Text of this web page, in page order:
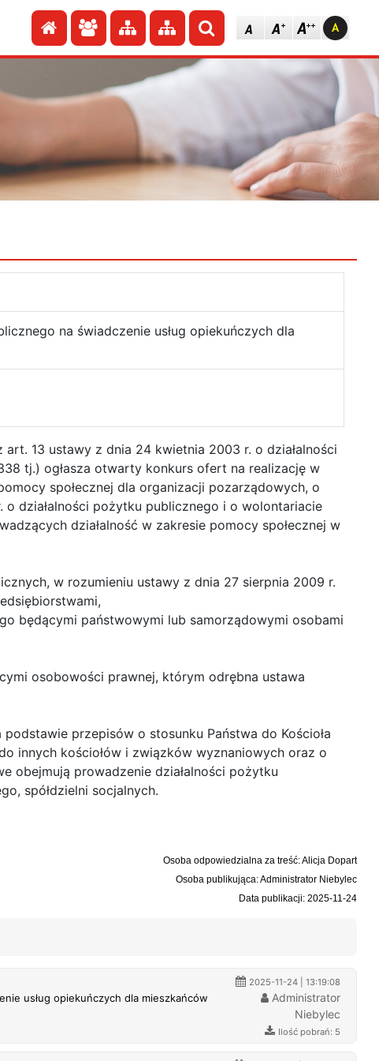
Przejdź do strony głównej
Przejdź do redakcji
Przejdź do mapy strony
Przejdź do mapy strony
Szukaj
na świadczenie usług opiekuńczych dla
13 ustawy z dnia 24 kwietnia 2003 r. o działalności
tj.) ogłasza otwarty konkurs ofert na realizację w
społecznej dla organizacji pozarządowych, o
działalności pożytku publicznego i o wolontariacie
działalność w zakresie pomocy społecznej w
w rozumieniu ustawy z dnia 27 sierpnia 2009 r.
będącymi państwowymi lub samorządowymi osobami
osobowości prawnej, którym odrębna ustawa
przepisów o stosunku Państwa do Kościoła
innych kościołów i związków wyznaniowych oraz o
obejmują prowadzenie działalności pożytku
spółdzielni socjalnych.
Osoba odpowiedzialna za treść: Alicja Dopart
Osoba publikująca: Administrator Niebylec
Data publikacji: 2025-11-24
usług opiekuńczych dla mieszkańców
2025-11-24 | 13:19:08
Administrator
Niebylec
Ilość pobrań: 5